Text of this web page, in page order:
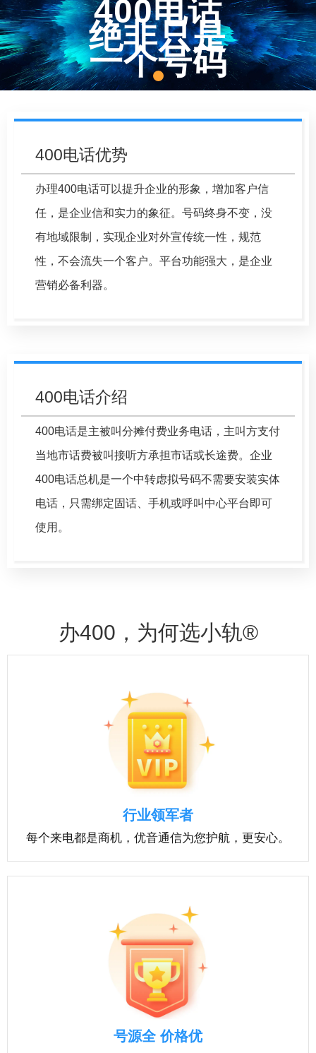
400电话
绝非只是
一个号码
400电话优势
办理400电话可以提升企业的形象，增加客户信
任，是企业信和实力的象征。号码终身不变，没
有地域限制，实现企业对外宣传统一性，规范
性，不会流失一个客户。平台功能强大，是企业
营销必备利器。
400电话介绍
400电话是主被叫分摊付费业务电话，主叫方支付
当地市话费被叫接听方承担市话或长途费。企业
400电话总机是一个中转虑拟号码不需要安装实体
电话，只需绑定固话、手机或呼叫中心平台即可
使用。
办400，为何选小轨®
行业领军者
每个来电都是商机，优音通信为您护航，更安心。
号源全 价格优